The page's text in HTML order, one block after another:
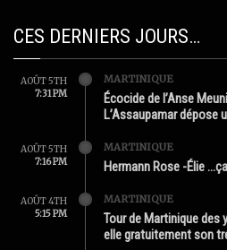
CES DERNIERS JOURS…
AOÛT 5TH
7:31 PM
MARTINIQUE
Écocide de l’Anse
L’Assaupamar dépose
AOÛT 5TH
7:16 PM
MARTINIQUE
Hermann Rose -Élie
AOÛT 4TH
5:15 PM
MARTINIQUE
Tour de Martinique des
elle gratuitement son